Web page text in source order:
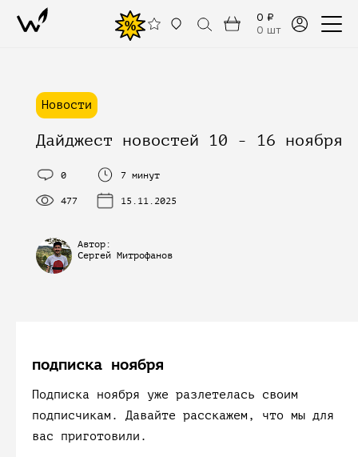
%
0 ₽
0 шт
Новости
Дайджест новостей 10 - 16 ноября
0
477
7 минут
15.11.2025
Автор:
Сергей Митрофанов
подписка ноября
Подписка ноября уже разлетелась своим
подписчикам. Давайте расскажем, что мы для
вас приготовили.